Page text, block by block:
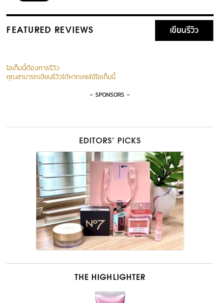
FEATURED REVIEWS เขียนรีวิว
ไอเท็มนี้ต้องการรีวิว
คุณสามารถเขียนรีวิวได้หากเคยใช้ไอเท็มนี้
- SPONSORS -
EDITORS’ PICKS
THE HIGHLIGHTER